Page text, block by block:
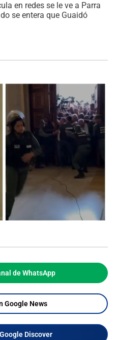
en redes se le ve a Parra
se entera que Guaidó
de WhatsApp
Google News
Discover